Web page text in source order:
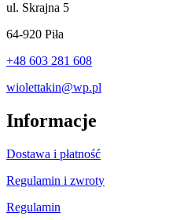
ul. Skrajna 5
64-920 Piła
+48 603 281 608
wiolettakin@wp.pl
Informacje
Dostawa i płatność
Regulamin i zwroty
Regulamin